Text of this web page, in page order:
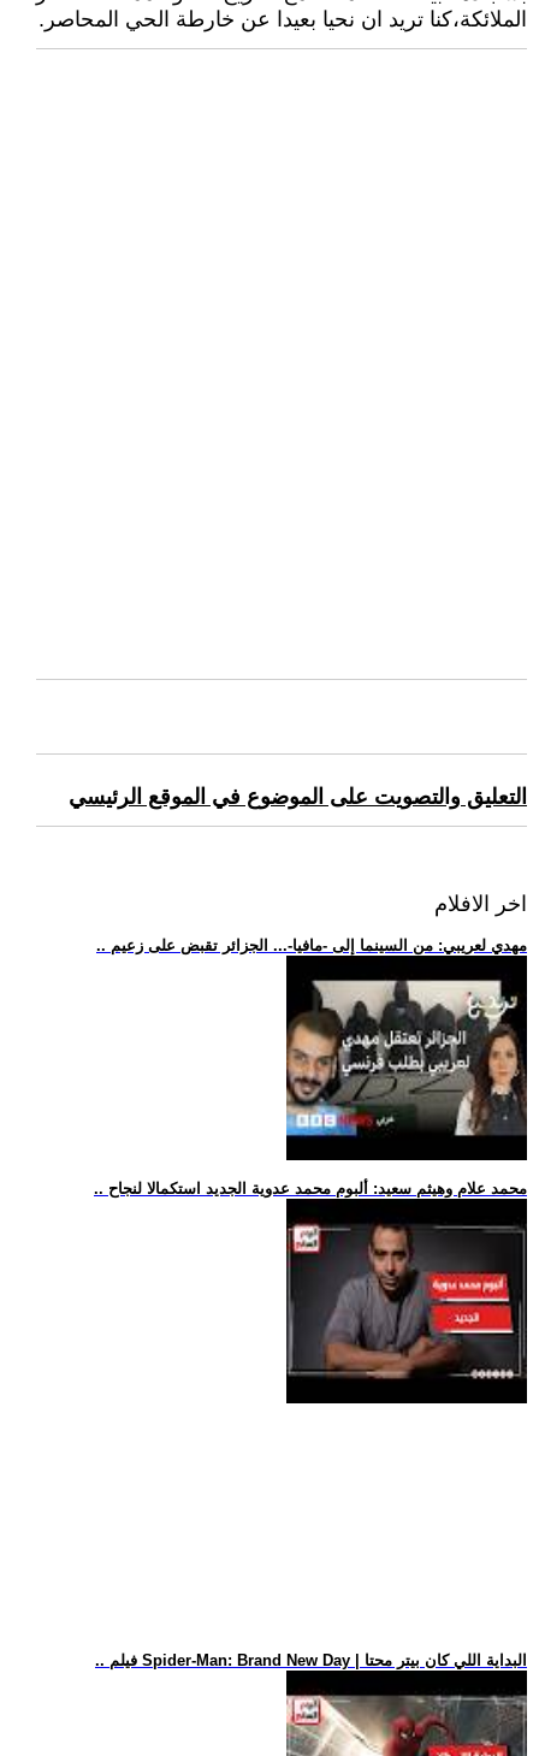
الملائكة،كنا تريد ان نحيا بعيدا عن خارطة الحي المحاصر.
التعليق والتصويت على الموضوع في الموقع الرئيسي
اخر الافلام
.. مهدي لعريبي: من السينما إلى -مافيا-... الجزائر تقبض على زعيم
.. محمد علام وهيثم سعيد: ألبوم محمد عدوية الجديد استكمالا لنجاح
.. فيلم Spider-Man: Brand New Day | البداية اللي كان بيتر محتا